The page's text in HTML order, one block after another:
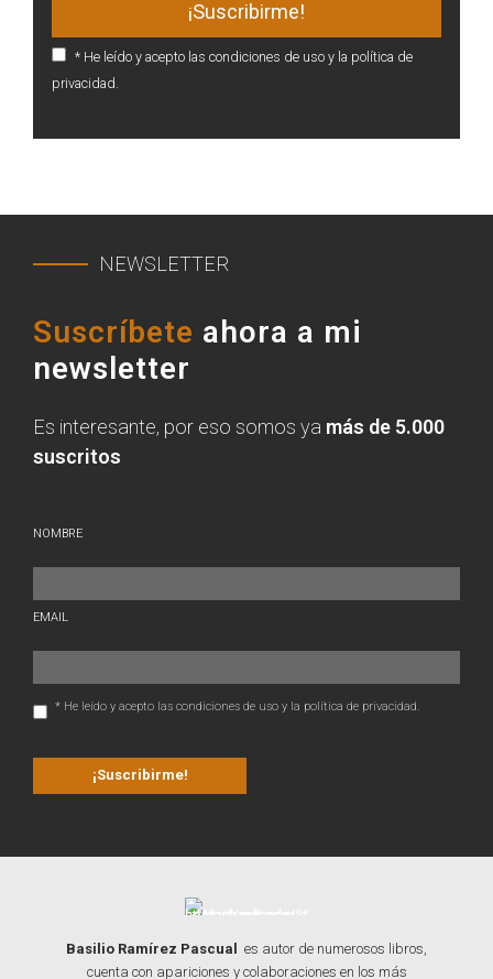
* He leído y acepto las condiciones de uso y la política de
privacidad.
NEWSLETTER
Suscríbete ahora a mi
newsletter
Es interesante, por eso somos ya más de 5.000
suscritos
NOMBRE
EMAIL
* He leído y acepto las condiciones de uso y la política de privacidad.
Basilio Ramírez Pascual
es autor de numerosos libros,
cuenta con apariciones y colaboraciones en los más